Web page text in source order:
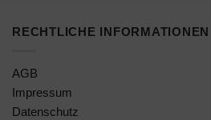
RECHTLICHE INFORMATIONEN
AGB
Impressum
Datenschutz